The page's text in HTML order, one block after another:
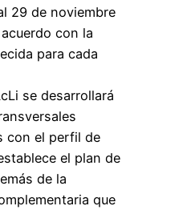
29 de noviembre
con la
para cada
se desarrollará
con el perfil de
el plan de
de la
que